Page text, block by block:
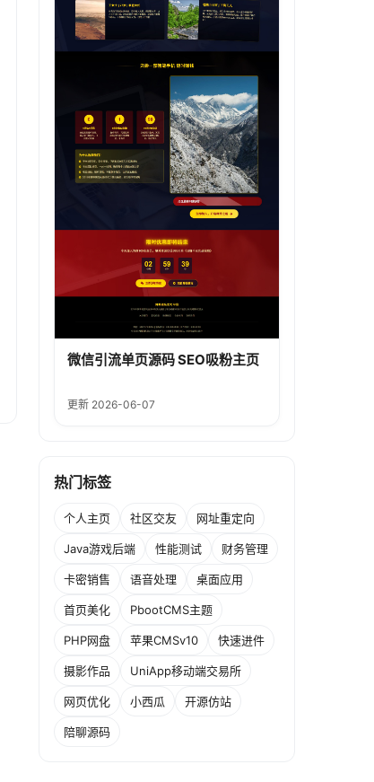
微信引流单页源码 SEO吸粉主页
更新 2026-06-07
热门标签
个人主页 社区交友 网址重定向
Java游戏后端 性能测试 财务管理
卡密销售 语音处理 桌面应用
首页美化 PbootCMS主题
PHP网盘 苹果CMSv10 快速进件
摄影作品 UniApp移动端交易所
网页优化 小西瓜 开源仿站
陪聊源码